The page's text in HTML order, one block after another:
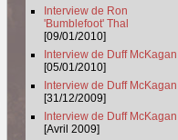
Interview de Ron
'Bumblefoot' Thal
[09/01/2010]
Interview de Duff McKagan
[05/01/2010]
Interview de Duff McKagan
[31/12/2009]
Interview de Duff McKagan
[Avril 2009]